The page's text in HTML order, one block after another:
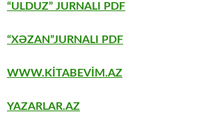
“ULDUZ” JURNALI PDF
“XƏZAN”JURNALI PDF
WWW.KİTABEVİM.AZ
YAZARLAR.AZ